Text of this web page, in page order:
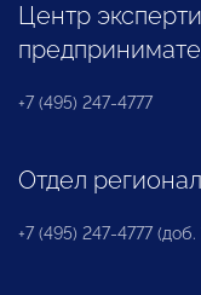
Центр
+7 (495) 247-4777
Отдел
+7 (495) 247-4777 (доб.